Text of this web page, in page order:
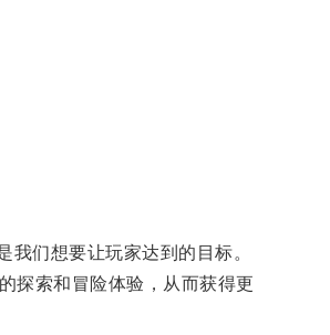
们想要让玩家达到的目标。
探索和冒险体验，从而获得更